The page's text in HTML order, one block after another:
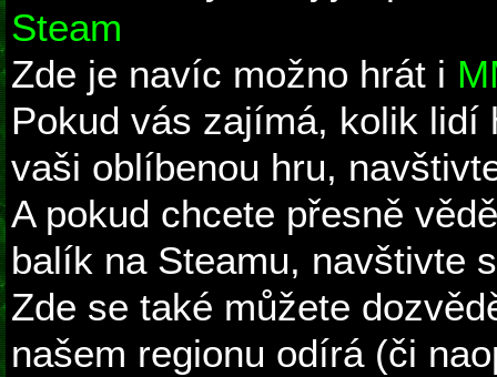
Steam
Zde je navíc možno hrát i
Pokud vás zajímá, kolik lidí
vaši oblíbenou hru,
A pokud chcete přesně
balík na Steamu, navštivte
Zde se také můžete
našem regionu odírá (či